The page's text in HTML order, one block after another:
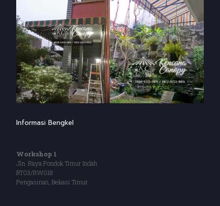
Informasi Bengkel
Workshop 1
Jln. Raya Pondok Timur Indah
RT03/RW018
Pengasinan, Bekasi Timur